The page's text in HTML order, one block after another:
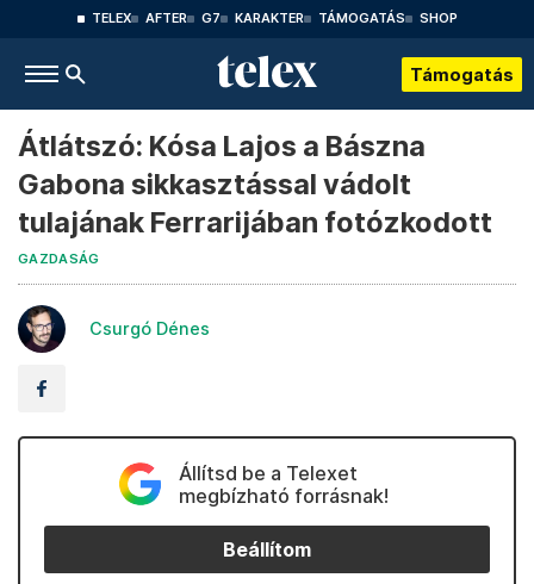
TELEX AFTER G7 KARAKTER TÁMOGATÁS SHOP
Támogatás
Átlátszó: Kósa Lajos a Bászna
Gabona sikkasztással vádolt
tulajának Ferrarijában fotózkodott
GAZDASÁG
Csurgó Dénes
Állítsd be a Telexet
megbízható forrásnak!
Beállítom